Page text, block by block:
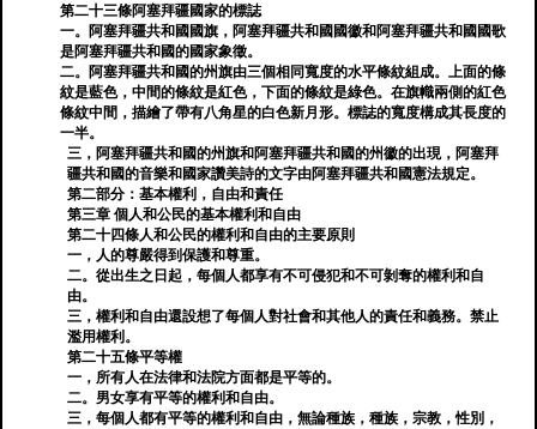
第二十三條阿塞拜疆國家的標誌
一。阿塞拜疆共和國國旗，阿塞拜疆共和國國徽和阿塞拜疆共和國國歌
是阿塞拜疆共和國的國家象徵。
二。阿塞拜疆共和國的州旗由三個相同寬度的水平條紋組成。上面的條
紋是藍色，中間的條紋是紅色，下面的條紋是綠色。在旗幟兩側的紅色
條紋中間，描繪了帶有八角星的白色新月形。標誌的寬度構成其長度的
一半。
三，阿塞拜疆共和國的州旗和阿塞拜疆共和國的州徽的出現，阿塞拜
疆共和國的音樂和國家讚美詩的文字由阿塞拜疆共和國憲法規定。
第二部分：基本權利，自由和責任
第三章 個人和公民的基本權利和自由
第二十四條人和公民的權利和自由的主要原則
一，人的尊嚴得到保護和尊重。
二。從出生之日起，每個人都享有不可侵犯和不可剝奪的權利和自
由。
三，權利和自由還設想了每個人對社會和其他人的責任和義務。禁止
濫用權利。
第二十五條平等權
一，所有人在法律和法院方面都是平等的。
二。男女享有平等的權利和自由。
三，每個人都有平等的權利和自由，無論種族，種族，宗教，性別，